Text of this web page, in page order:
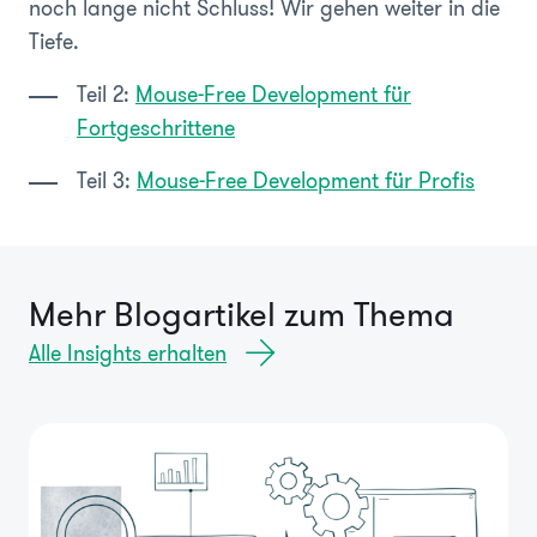
noch lange nicht Schluss! Wir gehen weiter in die
Tiefe.
Teil 2: Mouse-Free Development für
Fortgeschrittene
Teil 3: Mouse-Free Development für Profis
Mehr Blogartikel zum Thema
Alle Insights erhalten